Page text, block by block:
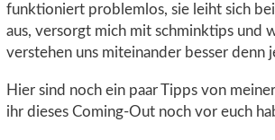
funktioniert problemlos, sie leiht sich
aus, versorgt mich mit schminktips und
verstehen uns miteinander besser denn
Hier sind noch ein paar Tipps von
ihr dieses Coming-Out noch vor euch